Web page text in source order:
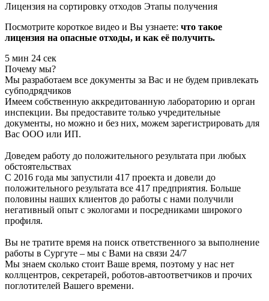
Лицензия на сортировку отходов Этапы получения
Посмотрите короткое видео и Вы узнаете: что такое
лицензия на опасные отходы, и как её получить.
5 мин 24 сек
Почему мы?
Мы разработаем все документы за Вас и не будем привлекать
субподрядчиков
Имеем собственную аккредитованную лабораторию и орган
инспекции. Вы предоставите только учредительные
документы, но можно и без них, можем зарегистрировать для
Вас ООО или ИП.
Доведем работу до положительного результата при любых
обстоятельствах
С 2016 года мы запустили 417 проекта и довели до
положительного результата все 417 предприятия. Больше
половины наших клиентов до работы с нами получили
негативный опыт с экологами и посредниками широкого
профиля.
Вы не тратите время на поиск ответственного за выполнение
работы в Сургуте – мы с Вами на связи 24/7
Мы знаем сколько стоит Ваше время, поэтому у нас нет
коллцентров, секретарей, роботов-автоответчиков и прочих
поглотителей Вашего времени.